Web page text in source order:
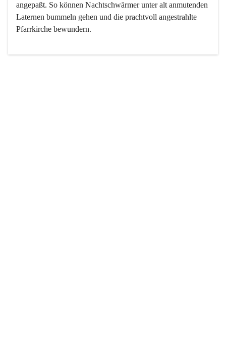
angepaßt. So können Nachtschwärmer unter alt anmutenden
Laternen bummeln gehen und die prachtvoll angestrahlte
Pfarrkirche bewundern.
Der Weinbau dominert heute nicht mehr, ist aber integrativer